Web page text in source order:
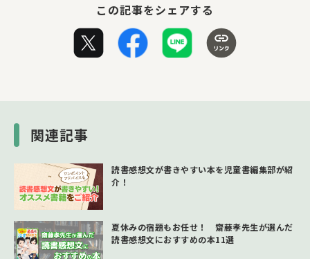
この記事をシェアする
関連記事
読書感想文が書きやすい本を児童書編集部が紹
介！
夏休みの宿題もお任せ！ 齋藤孝先生が選んだ
読書感想文におすすめの本11選